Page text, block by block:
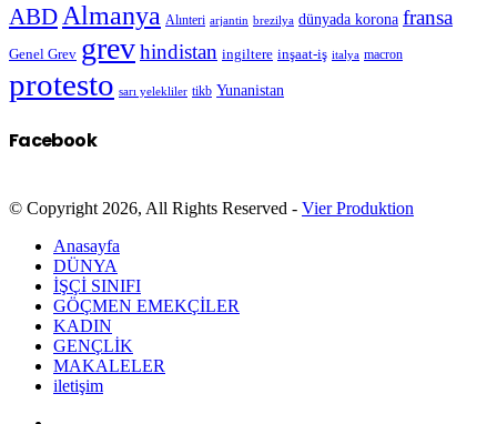
ABD Almanya Alınteri arjantin brezilya dünyada korona fransa
Genel Grev grevhindistan ingiltere inşaat-iş italya macron
protesto sarı yelekliler tikb Yunanistan
Facebook
© Copyright 2026, All Rights Reserved - Vier Produktion
Anasayfa
DÜNYA
İŞÇİ SINIFI
GÖÇMEN EMEKÇİLER
KADIN
GENÇLİK
MAKALELER
iletişim